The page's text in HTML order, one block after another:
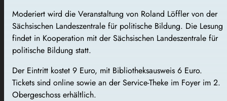
Moderiert wird die Veranstaltung von Roland Löffler von der
Sächsischen Landeszentrale für politische Bildung. Die Lesung
findet in Kooperation mit der Sächsischen Landeszentrale für
politische Bildung statt.
Der Eintritt kostet 9 Euro, mit Bibliotheksausweis 6 Euro.
Tickets sind online sowie an der Service-Theke im Foyer im 2.
Obergeschoss erhältlich.